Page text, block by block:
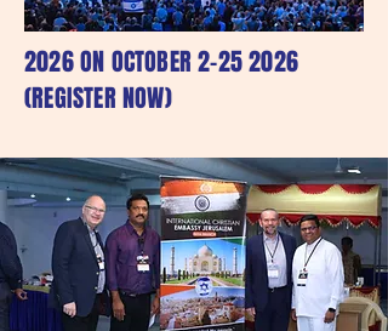
2026 ON OCTOBER2-25 2026
(REGISTER NOW)